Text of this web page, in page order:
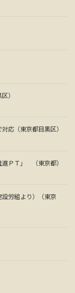
）
応（東京都目黒区）
ＰＴ」 （東京都）
労組より）（東京